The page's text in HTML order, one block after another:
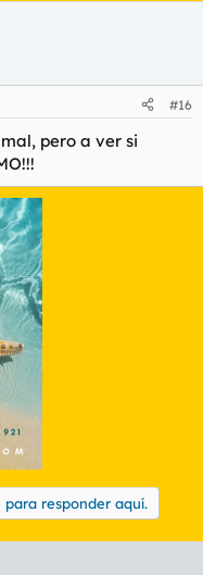
click leches!!!
#16
pero a ver si
responder aquí.